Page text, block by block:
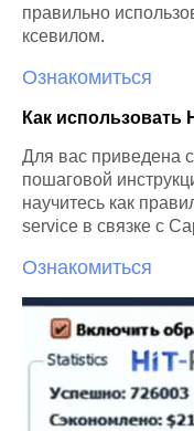
правильно
ксевилом.
Ознакомиться
Как использовать
Для вас приведена
пошаговой
научитесь как
service в связке с
Ознакомиться